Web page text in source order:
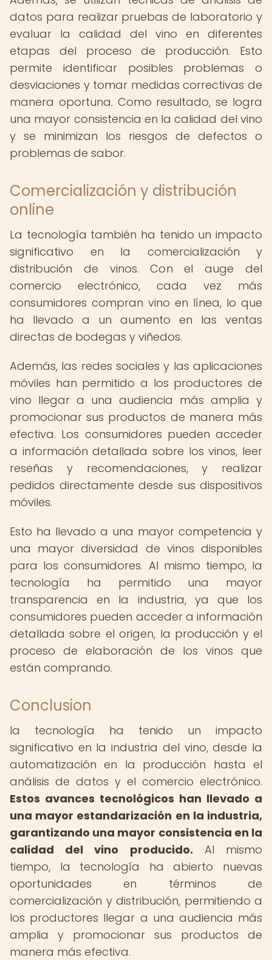
datos para realizar pruebas de laboratorio y
evaluar la calidad del vino en diferentes
etapas del proceso de producción. Esto
permite identificar posibles problemas o
desviaciones y tomar medidas correctivas de
manera oportuna. Como resultado, se logra
una mayor consistencia en la calidad del vino
y se minimizan los riesgos de defectos o
problemas de sabor.
Comercialización y distribución
online
La tecnología también ha tenido un impacto
significativo en la comercialización y
distribución de vinos. Con el auge del
comercio electrónico, cada vez más
consumidores compran vino en línea, lo que
ha llevado a un aumento en las ventas
directas de bodegas y viñedos.
Además, las redes sociales y las aplicaciones
móviles han permitido a los productores de
vino llegar a una audiencia más amplia y
promocionar sus productos de manera más
efectiva. Los consumidores pueden acceder
a información detallada sobre los vinos, leer
reseñas y recomendaciones, y realizar
pedidos directamente desde sus dispositivos
móviles.
Esto ha llevado a una mayor competencia y
una mayor diversidad de vinos disponibles
para los consumidores. Al mismo tiempo, la
tecnología ha permitido una mayor
transparencia en la industria, ya que los
consumidores pueden acceder a información
detallada sobre el origen, la producción y el
proceso de elaboración de los vinos que
están comprando.
Conclusion
la tecnología ha tenido un impacto
significativo en la industria del vino, desde la
automatización en la producción hasta el
análisis de datos y el comercio electrónico.
Estos avances tecnológicos han llevado a
una mayor estandarización en la industria,
garantizando una mayor consistencia en la
calidad del vino producido. Al mismo
tiempo, la tecnología ha abierto nuevas
oportunidades en términos de
comercialización y distribución, permitiendo a
los productores llegar a una audiencia más
amplia y promocionar sus productos de
manera más efectiva.